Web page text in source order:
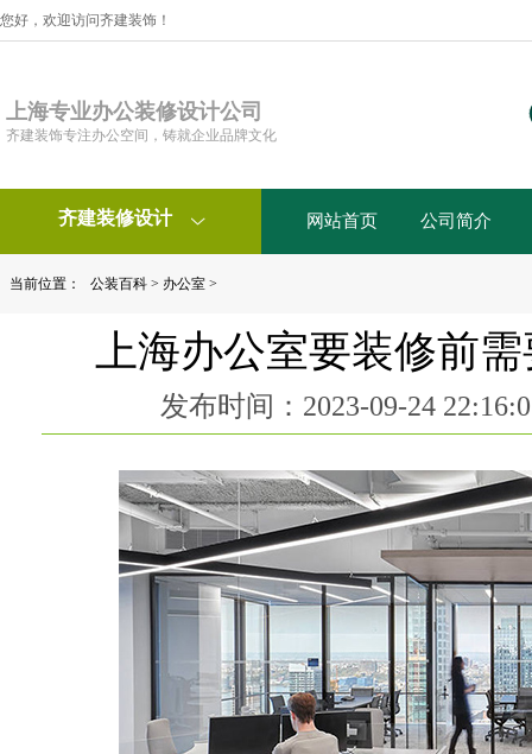
您好，欢迎访问齐建装饰！
上海专业办公装修设计公司
齐建装饰专注办公空间，铸就企业品牌文化
齐建装修设计  网站首页 公司简介
当前位置： 公装百科 > 办公室 >
上海办公室要装修前
发布时间：2023-09-24